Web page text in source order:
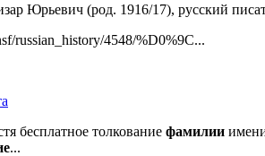
Юрьевич (род. 1916/17), русский
russian_history/4548/%D0%9C...
бесплатное толкование фамилии
...